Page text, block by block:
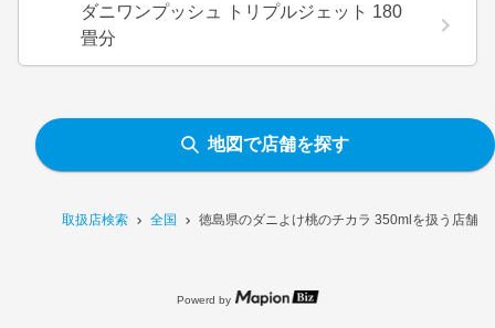
取扱店検索 全国 徳島県のダニよけ桃のチカラ 350mlを扱う店舗一
ダニワンプッシュ トリプルジェット 180
畳分
地図で店舗を探す
Powerd by